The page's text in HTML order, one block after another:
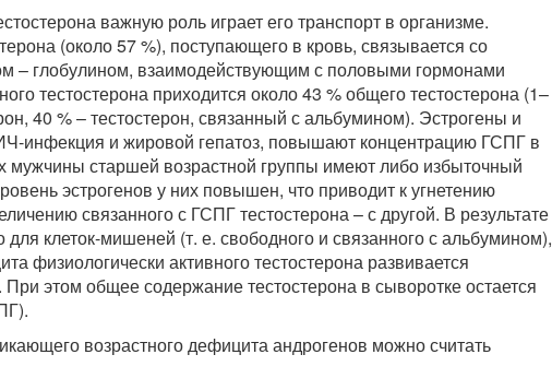
важную роль играет его транспорт в организме.
(около 57 %), поступающего в кровь, связывается со
– глобулином, взаимодействующим с половыми гормонами
тестостерона приходится около 43 % общего тестостерона (1–
40 % – тестостерон, связанный с альбумином). Эстрогены и
инфекция и жировой гепатоз, повышают концентрацию ГСПГ в
мужчины старшей возрастной группы имеют либо избыточный
эстрогенов у них повышен, что приводит к угнетению
связанного с ГСПГ тестостерона – с другой. В результате
для клеток-мишеней (т. е. свободного и связанного с альбумином),
физиологически активного тестостерона развивается
этом общее содержание тестостерона в сыворотке остается
возрастного дефицита андрогенов можно считать